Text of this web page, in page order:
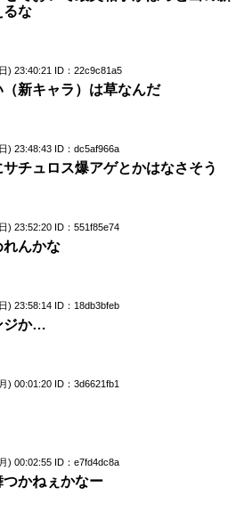
るな
) 23:40:21 ID：22c9c81a5
新キャラ）は草なんだ
) 23:48:43 ID：dc5af966a
チュロス爆アゲとかはなさそう
) 23:52:20 ID：551f85e74
んかな
) 23:58:14 ID：18db3bfeb
ジか…
) 00:01:20 ID：3d6621fb1
) 00:02:55 ID：e7fd4dc8a
かねぇかなー